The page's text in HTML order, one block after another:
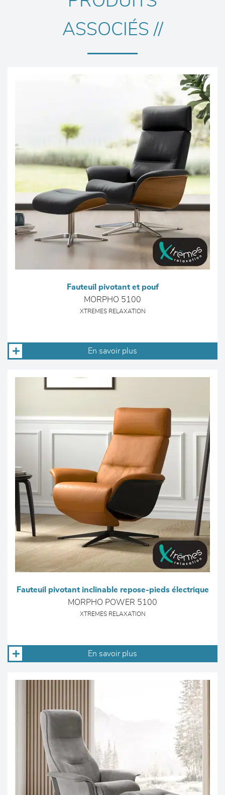
ASSOCIÉS //
Fauteuil pivotant et pouf
MORPHO 5100
XTREMES RELAXATION
En savoir plus
Fauteuil pivotant inclinable repose-pieds électrique
MORPHO POWER 5100
XTREMES RELAXATION
En savoir plus